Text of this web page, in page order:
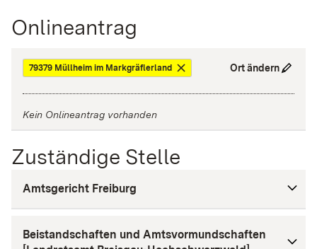
Onlineantrag
79379 Müllheim im Markgräflerland Ort ändern
Kein Onlineantrag vorhanden
Zuständige Stelle
Amtsgericht Freiburg
Beistandschaften und Amtsvormundschaften